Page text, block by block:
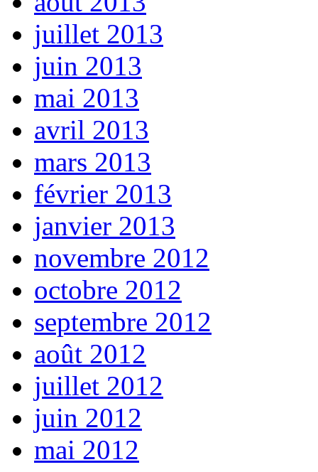
juillet 2013
juin 2013
mai 2013
avril 2013
mars 2013
février 2013
janvier 2013
novembre 2012
octobre 2012
septembre 2012
août 2012
juillet 2012
juin 2012
mai 2012